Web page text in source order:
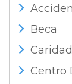
Beca
Caridad
Centro